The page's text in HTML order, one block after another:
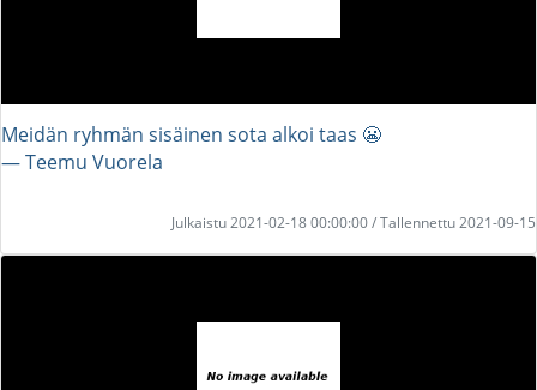
Meidän ryhmän sisäinen sota alkoi taas 😬
― Teemu Vuorela
Julkaistu 2021-02-18 00:00:00 / Tallennettu 2021-09-15